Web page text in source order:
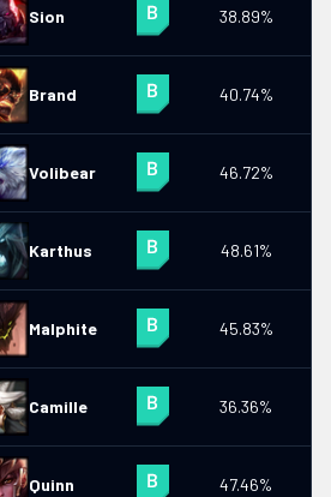
Sion 38.89%
Brand 40.74%
Volibear 46.72%
Karthus 48.61%
Malphite 45.83%
Camille 36.36%
Quinn 47.46%